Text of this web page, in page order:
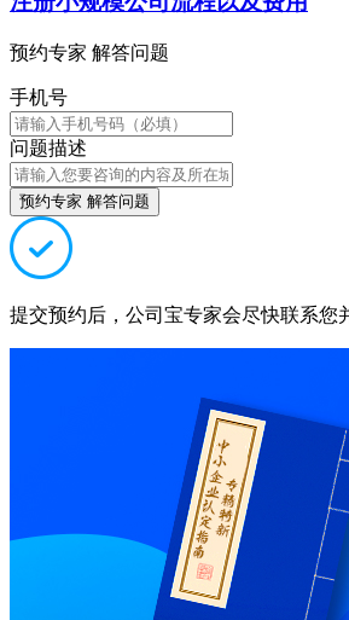
预约专家 解答问题
手机号
问题描述
预约专家 解答问题
提交预约后，公司宝专家会尽快联系您